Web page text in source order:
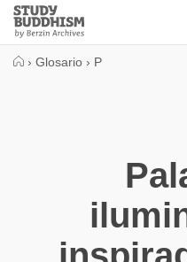
Close
Study
Buddhism
› Glosario › P